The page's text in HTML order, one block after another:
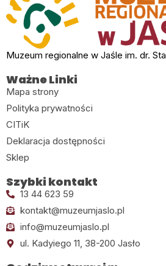
Muzeum regionalne w Jaśle im. dr.
Ważne Linki
Mapa strony
Polityka prywatności
CITiK
Deklaracja dostępności
Sklep
Szybki kontakt
13 44 623 59
kontakt@muzeumjaslo.pl
info@muzeumjaslo.pl
ul. Kadyiego 11, 38-200 Jasło